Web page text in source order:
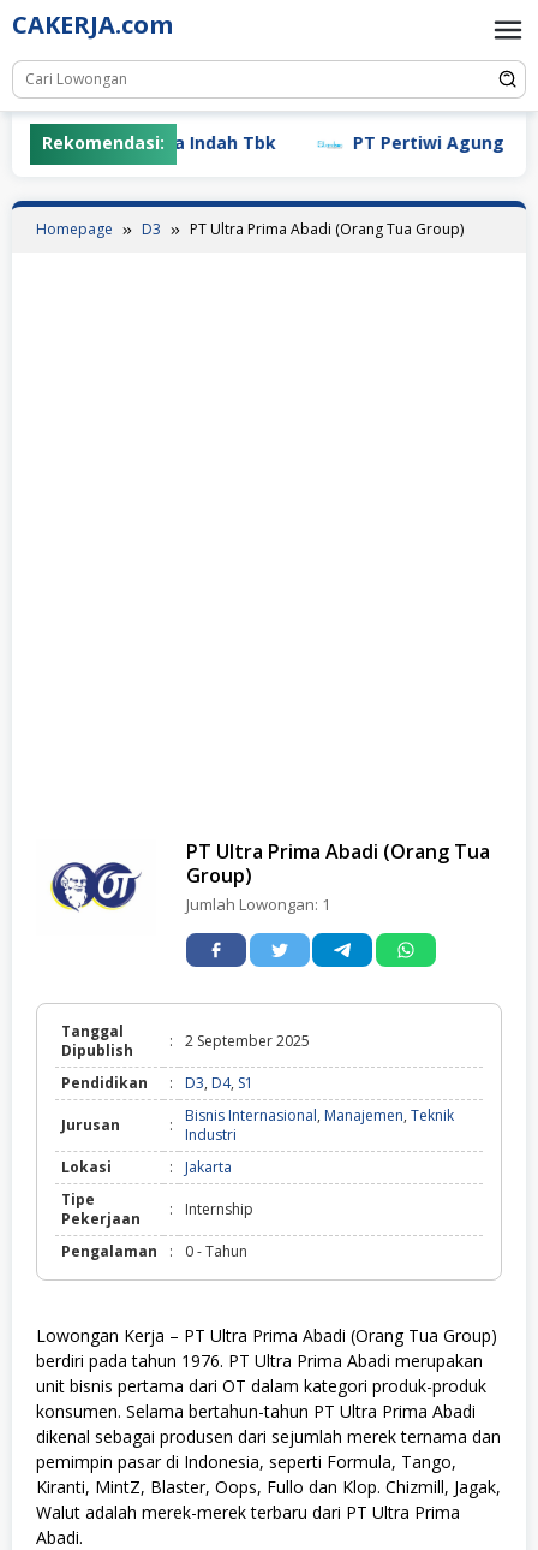
Skip
to
content
CAKERJA.com
Rekomendasi:
PT Mayora Indah Tbk PT Pertiwi Agung
Homepage D3 PT Ultra Prima Abadi (Orang Tua Group)
PT Ultra Prima Abadi (Orang Tua
Group)
Jumlah Lowongan: 1
Tanggal
Dipublish
: 2 September 2025
Pendidikan : D3, D4, S1
Jurusan : Bisnis Internasional, Manajemen, Teknik
Industri
Lokasi
:
Jakarta
Tipe
Pekerjaan
: Internship
Pengalaman : 0 - Tahun
Lowongan Kerja – PT Ultra Prima Abadi (Orang Tua Group)
berdiri pada tahun 1976. PT Ultra Prima Abadi merupakan
unit bisnis pertama dari OT dalam kategori produk-produk
konsumen. Selama bertahun-tahun PT Ultra Prima Abadi
dikenal sebagai produsen dari sejumlah merek ternama dan
pemimpin pasar di Indonesia, seperti Formula, Tango,
Kiranti, MintZ, Blaster, Oops, Fullo dan Klop. Chizmill, Jagak,
Walut adalah merek-merek terbaru dari PT Ultra Prima
Abadi.